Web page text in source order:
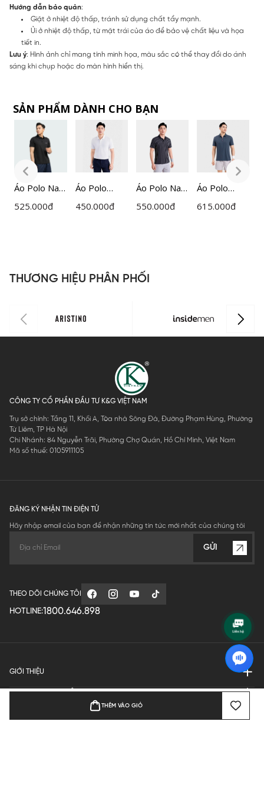
THÊM VÀO GIỎ
Hướng dẫn bảo quản:
Giặt ở nhiệt độ thấp, tránh sử dụng chất tẩy mạnh.
Ủi ở nhiệt độ thấp, từ mặt trái của áo để bảo vệ chất liệu và họa
tiết in.
Lưu ý: Hình ảnh chỉ mang tính minh họa, màu sắc có thể thay đổi do ánh
sáng khi chụp hoặc do màn hình hiển thị.
SẢN PHẨM DÀNH CHO BẠN
Áo Polo Nam
Insidemen
525.000đ
Áo Polo
Ngắn Tay
450.000đ
Áo Polo Nam
Đen Kẻ
550.000đ
Áo Polo
Ngắn Tay
615.000đ
THƯƠNG HIỆU PHÂN PHỐI
CÔNG TY CỔ PHẦN ĐẦU TƯ K&G VIỆT NAM
Trụ sở chính: Tầng 11, Khối A, Tòa nhà Sông Đà, Đường Phạm Hùng, Phường
Từ Liêm, TP Hà Nội
Chi Nhánh: 84 Nguyễn Trãi, Phường Chợ Quán, Hồ Chí Minh, Việt Nam
Mã số thuế: 0105911105
ĐĂNG KÝ NHẬN TIN ĐIỆN TỬ
Hãy nhập email của bạn để nhận những tin tức mới nhất của chúng tôi
GỬI
THEO DÕI CHÚNG TÔI
HOTLINE:1800.646.898
GIỚI THIỆU
QUY ĐỊNH HOẠT ĐỘNG